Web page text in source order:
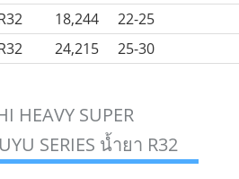
18,244
22-25
24,215 25-30
HEAVY SUPER
SERIES น้ำยา R32